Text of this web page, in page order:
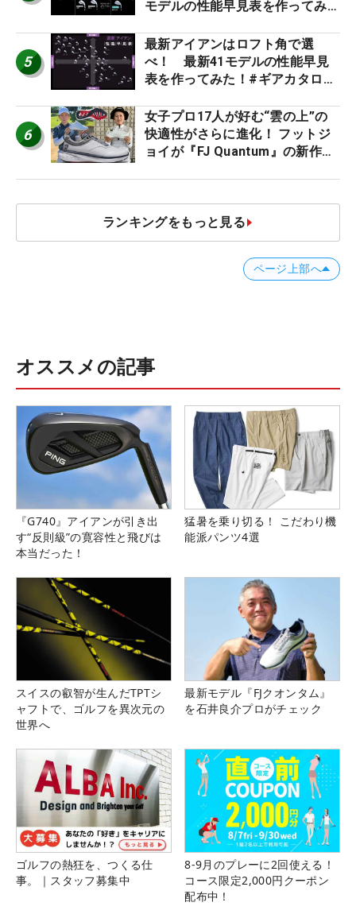
モデルの性能早見表を作ってみ
5
最新アイアンはロフト角で選
べ！ 最新41モデルの性能早見
表を作ってみた！#ギアカタログ
6
女子プロ17人が好む“雲の上”の
快適性がさらに進化！ フットジ
ョイが『FJ Quantum』の新作を
ランキングをもっと見る
ページ上部へ
オススメの記事
『G740』アイアンが引き出
す“反則級”の寛容性と飛びは
本当だった！
猛暑を乗り切る！ こだわり機
能派パンツ4選
スイスの叡智が生んだTPTシ
ャフトで、ゴルフを異次元の
世界へ
最新モデル『FJクオンタム』
を石井良介プロがチェック
ゴルフの熱狂を、つくる仕
事。｜スタッフ募集中
8-9月のプレーに2回使える！
コース限定2,000円クーポン
配布中！